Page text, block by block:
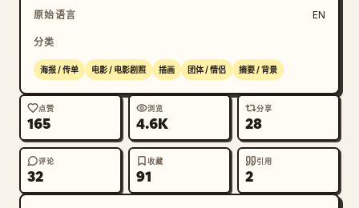
原始语言 EN
分类
海报 / 传单 电影 / 电影剧照 插画 团体 / 情侣 摘要 / 背景
点赞
165
浏览
4.6K
分享
28
评论
32
收藏
91
引用
2